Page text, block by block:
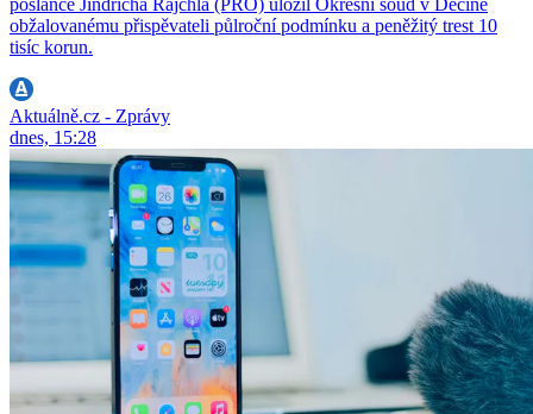
poslance Jindřicha Rajchla (PRO) uložil Okresní soud v Děčíně
obžalovanému přispěvateli půlroční podmínku a peněžitý trest 10
tisíc korun.
Aktuálně.cz - Zprávy
dnes, 15:28